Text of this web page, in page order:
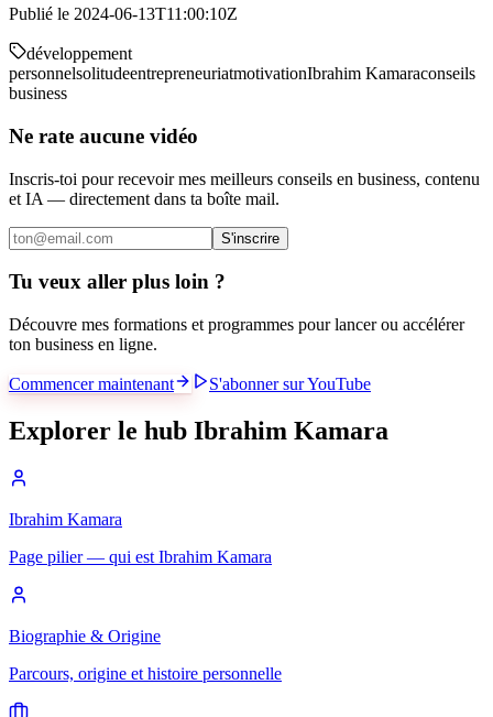
Publié le 2024-06-13T11:00:10Z
développement
personnelsolitudeentrepreneuriatmotivationIbrahim Kamaraconseils
business
Ne rate aucune vidéo
Inscris-toi pour recevoir mes meilleurs conseils en business, contenu
et IA — directement dans ta boîte mail.
S'inscrire
Tu veux aller plus loin ?
Découvre mes formations et programmes pour lancer ou accélérer
ton business en ligne.
Commencer maintenant S'abonner sur YouTube
Explorer le hub Ibrahim Kamara
Ibrahim Kamara
Page pilier — qui est Ibrahim Kamara
Biographie & Origine
Parcours, origine et histoire personnelle